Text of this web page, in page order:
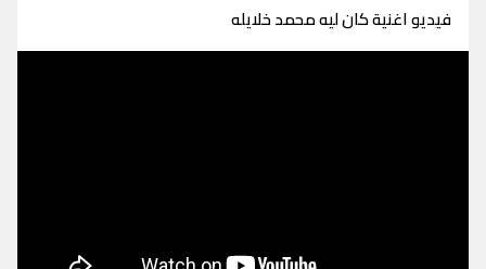
فيديو اغنية كان ليه محمد خلايله